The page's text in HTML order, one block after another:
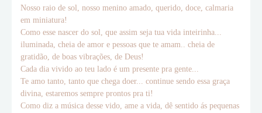
Nosso raio de sol, nosso menino amado, querido, doce, calmaria
em miniatura!
Como esse nascer do sol, que assim seja tua vida inteirinha...
iluminada, cheia de amor e pessoas que te amam.. cheia de
gratidão, de boas vibrações, de Deus!
Cada dia vivido ao teu lado é um presente pra gente...
Te amo tanto, tanto que chega doer... continue sendo essa graça
divina, estaremos sempre prontos pra ti!
Como diz a música desse vido, ame a vida, dê sentido ás pequenas